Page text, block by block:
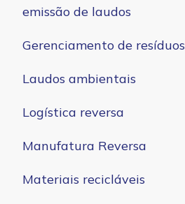
emissão de laudos
Gerenciamento de resíduos
Laudos ambientais
Logística reversa
Manufatura Reversa
Materiais recicláveis